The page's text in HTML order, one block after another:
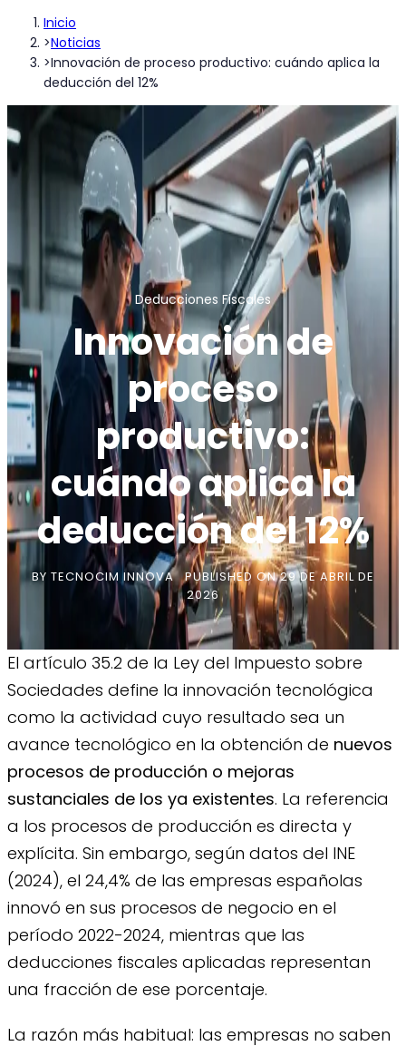
Inicio
>Noticias
>Innovación de proceso productivo: cuándo aplica la
deducción del 12%
Deducciones Fiscales
Innovación de
proceso
productivo:
cuándo aplica la
deducción del 12%
BY TECNOCIM INNOVAPUBLISHED ON 29 DE ABRIL DE
2026
El artículo 35.2 de la Ley del Impuesto sobre
Sociedades define la innovación tecnológica
como la actividad cuyo resultado sea un
avance tecnológico en la obtención de nuevos
procesos de producción o mejoras
sustanciales de los ya existentes. La referencia
a los procesos de producción es directa y
explícita. Sin embargo, según datos del INE
(2024), el 24,4% de las empresas españolas
innovó en sus procesos de negocio en el
período 2022-2024, mientras que las
deducciones fiscales aplicadas representan
una fracción de ese porcentaje.
La razón más habitual: las empresas no saben